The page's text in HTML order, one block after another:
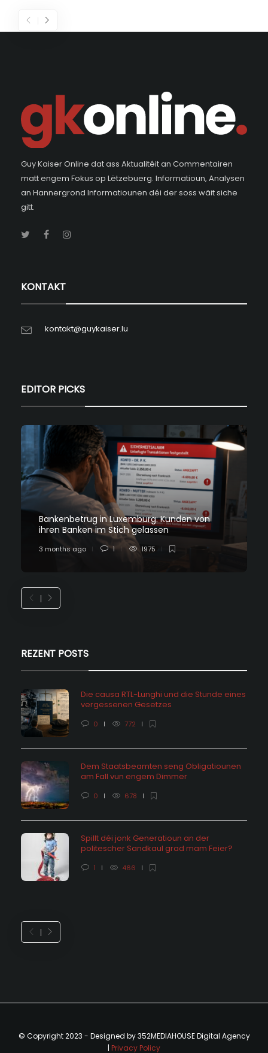
Guy Kaiser Online dat ass Aktualitéit an Commentairen
matt engem Fokus op Lëtzebuerg. Informatioun, Analysen
an Hannergrond Informatiounen déi der soss wäit siche
gitt.
KONTAKT
kontakt@guykaiser.lu
EDITOR PICKS
Bankenbetrug in Luxemburg: Kunden von
ihren Banken im Stich gelassen
3 months ago 1 1975
REZENT POSTS
Die causa RTL-Lunghi und die Stunde eines
vergessenen Gesetzes
0 772
Dem Staatsbeamten seng Obligatiounen
am Fall vun engem Dimmer
0 678
Spillt déi jonk Generatioun an der
politescher Sandkaul grad mam Feier?
1 466
© Copyright 2023 - Designed by 352MEDIAHOUSE Digital Agency
| Privacy Policy